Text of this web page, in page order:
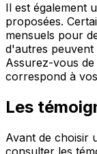
Il est également
proposées.
mensuels pour
d'autres
Assurez-vous
correspond à
Les
Avant de choisir
consulter les